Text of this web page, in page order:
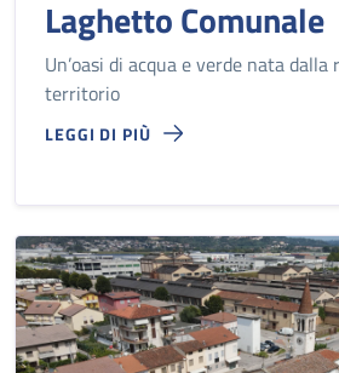
Laghetto Comunale
Un’oasi di acqua e verde nata dalla
territorio
LEGGI DI PIÙ